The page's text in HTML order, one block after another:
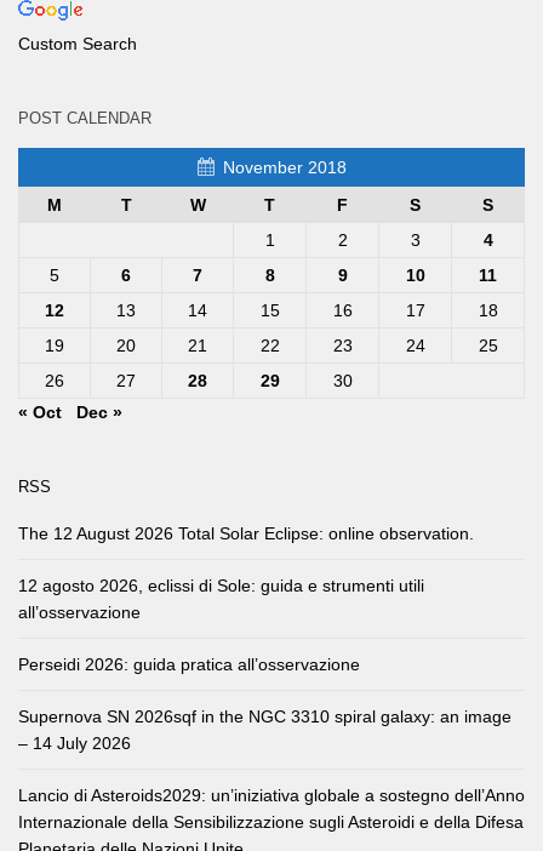
Custom Search
POST CALENDAR
November 2018
M
T W T F S
S
1
2 3
4
5
6 7 8 9 10
11
12
13 14 15 16 17
18
19
20 21 22 23 24
25
26
27 28 29
30
« Oct
Dec »
RSS
The 12 August 2026 Total Solar Eclipse: online observation.
12 agosto 2026, eclissi di Sole: guida e strumenti utili
all’osservazione
Perseidi 2026: guida pratica all’osservazione
Supernova SN 2026sqf in the NGC 3310 spiral galaxy: an image
– 14 July 2026
Lancio di Asteroids2029: un’iniziativa globale a sostegno dell’Anno
Internazionale della Sensibilizzazione sugli Asteroidi e della Difesa